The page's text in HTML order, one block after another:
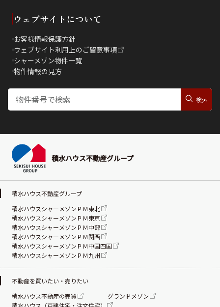
ウェブサイトについて
お客様情報保護方針
ウェブサイト利用上のご留意事項
シャーメゾン物件一覧
物件情報の見方
積水ハウス不動産グループ
積水ハウス不動産グループ
積水ハウスシャーメゾンＰＭ東北
積水ハウスシャーメゾンＰＭ東京
積水ハウスシャーメゾンＰＭ中部
積水ハウスシャーメゾンＰＭ関西
積水ハウスシャーメゾンＰＭ中国四国
積水ハウスシャーメゾンＰＭ九州
不動産を買いたい・売りたい
積水ハウス不動産の売買
グランドメゾン
積水ハウス（戸建住宅・注文住宅）